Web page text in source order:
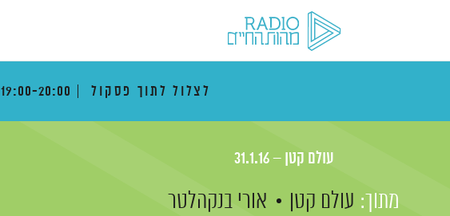
לצלול לתוך פסקול 19:00-20:00
עולם קטן – 31.1.16
מתוך: עולם קטן אורי בנקהלטר